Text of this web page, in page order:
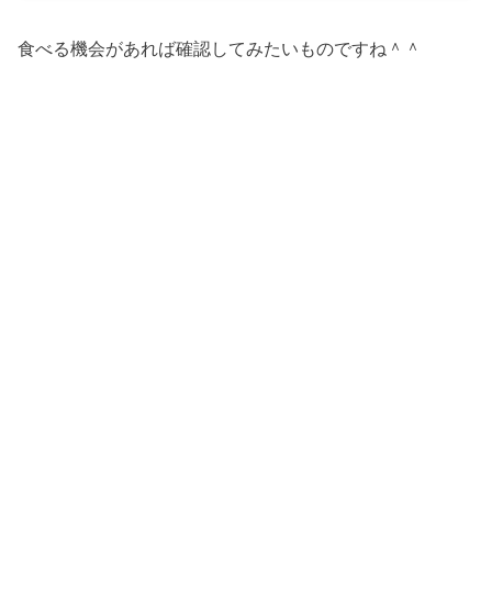
食べる機会があれば確認してみたいものですね＾＾